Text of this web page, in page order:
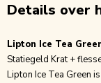
Details over
Lipton Ice Tea
Statiegeld Krat +
Lipton Ice Tea Green